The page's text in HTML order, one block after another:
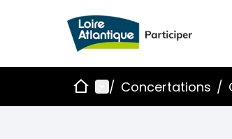
AccueilMenu principal
/ Concertations /